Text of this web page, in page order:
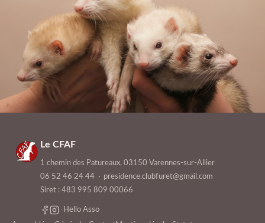
Le CFAF
1 chemin des Patureaux, 03150 Varennes-sur-Allier
06 52 46 24 44 · presidence.clubfuret@gmail.com
Siret : 483 995 809 00066
· Hello Asso